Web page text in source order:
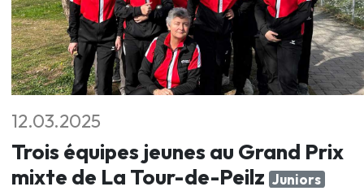
12.03.2025
Trois équipes jeunes au Grand Prix
mixte de La Tour-de-Peilz Juniors